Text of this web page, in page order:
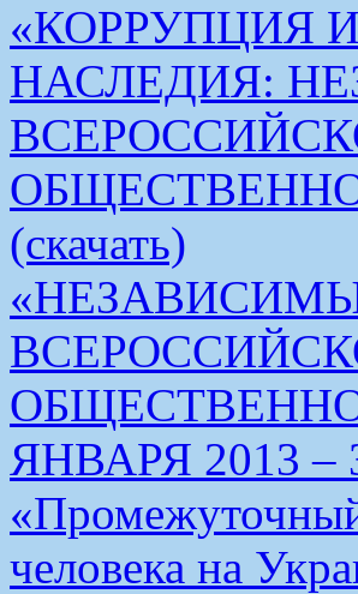
«КОРРУПЦИЯ
НАСЛЕДИЯ:
(скачать)
ЯНВАРЯ 2013 –
человека на